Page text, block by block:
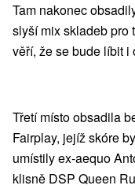
Tam nakonec
slyší mix skladeb pro
věří, že se bude líbit
Třetí místo obsadila
Fairplay, jejíž skóre
umístily ex-aequo
klisně DSP Queen